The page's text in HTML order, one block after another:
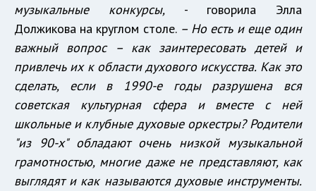
музыкальные конкурсы,- говорила Элла
Должикова на круглом столе. – Но есть и еще один
важный вопрос – как заинтересовать детей и
привлечь их к области духового искусства. Как это
сделать, если в 1990-е годы разрушена вся
советская культурная сфера и вместе с ней
школьные и клубные духовые оркестры? Родители
"из 90-х" обладают очень низкой музыкальной
грамотностью, многие даже не представляют, как
выглядят и как называются духовые инструменты.